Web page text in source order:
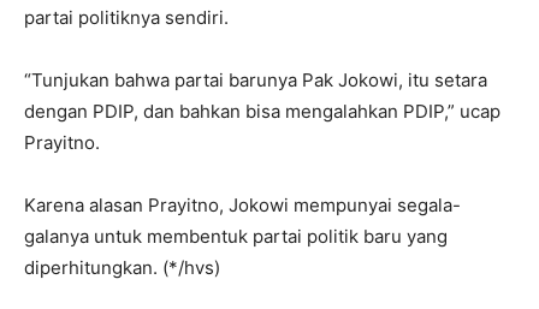
partai politiknya sendiri.
“Tunjukan bahwa partai barunya Pak Jokowi, itu setara
dengan PDIP, dan bahkan bisa mengalahkan PDIP,” ucap
Prayitno.
Karena alasan Prayitno, Jokowi mempunyai segala-
galanya untuk membentuk partai politik baru yang
diperhitungkan. (*/hvs)